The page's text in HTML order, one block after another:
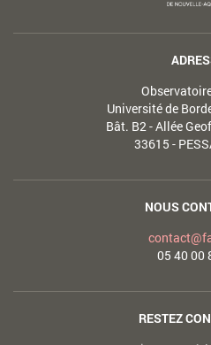
Université de
Bât. B2 - Allée
33615 -
NOUS
05 40 00
RESTEZ